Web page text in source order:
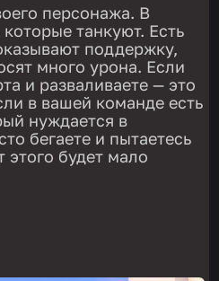
персонажа. В
танкуют. Есть
поддержку,
много урона. Если
и разваливаете — это
в вашей команде есть
нуждается в
бегаете и пытаетесь
этого будет мало